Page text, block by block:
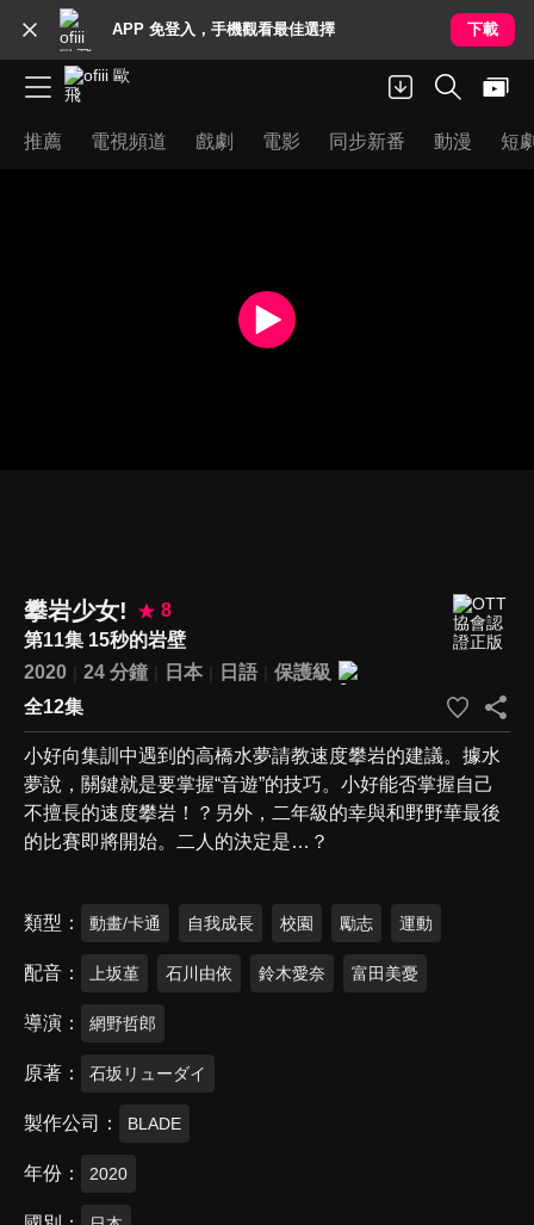
APP 免登入，手機觀看最佳選擇 下載
推薦 電視頻道 戲劇 電影 同步新番 動漫 短
攀岩少女!
8
第11集 15秒的岩壁
2020
24 分鐘 日本 日語
保護級
全12集
小好向集訓中遇到的高橋水夢請教速度攀岩的建議。據水
夢說，關鍵就是要掌握“音遊”的技巧。小好能否掌握自己
不擅長的速度攀岩！？另外，二年級的幸與和野野華最後
的比賽即將開始。二人的決定是…？
類型 動畫/卡通 自我成長 校園 勵志 運動
配音 上坂堇 石川由依 鈴木愛奈 富田美憂
導演 網野哲郎
原著 石坂リューダイ
製作公司 BLADE
年份 2020